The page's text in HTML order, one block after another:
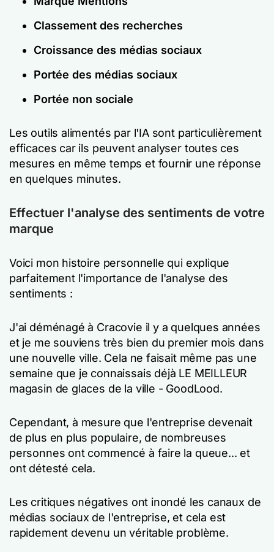
Classement des recherches
Croissance des médias sociaux
Portée des médias sociaux
Portée non sociale
Les outils alimentés par l'IA sont particulièrement
efficaces car ils peuvent analyser toutes ces
mesures en même temps et fournir une réponse
en quelques minutes.
Effectuer l'analyse des sentiments de votre
marque
Voici mon histoire personnelle qui explique
parfaitement l'importance de l'analyse des
sentiments :
J'ai déménagé à Cracovie il y a quelques années
et je me souviens très bien du premier mois dans
une nouvelle ville. Cela ne faisait même pas une
semaine que je connaissais déjà LE MEILLEUR
magasin de glaces de la ville - GoodLood.
Cependant, à mesure que l'entreprise devenait
de plus en plus populaire, de nombreuses
personnes ont commencé à faire la queue... et
ont détesté cela.
Les critiques négatives ont inondé les canaux de
médias sociaux de l'entreprise, et cela est
rapidement devenu un véritable problème.